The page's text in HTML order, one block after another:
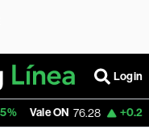
Login
76.28 +0.25% Itaú PN